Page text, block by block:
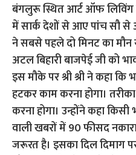
बंगलुरू स्थित आर्ट ऑफ लिविंग
में सार्क देशों से आए पांच सौ से
ने सबसे पहले दो मिनट का मौन
अटल बिहारी बाजपेई जी को
इस मौके पर श्री श्री ने कहा
हटकर काम करना होगा।
करना होगा। उन्होंने कहा
वाली खबरों में 90 फीसद
जरूरत है। इसका दिल दिमाग